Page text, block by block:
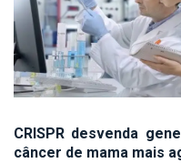
CRISPR desvenda
câncer de mama mais